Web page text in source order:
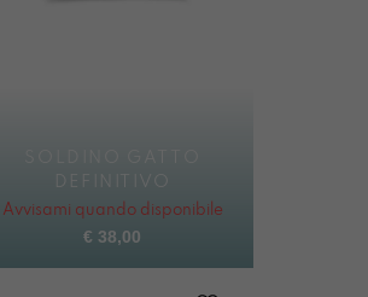
DEFINITIVO
Avvisami quando disponibile
€ 38,00